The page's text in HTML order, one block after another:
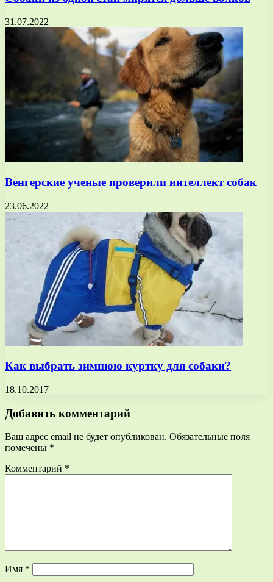
31.07.2022
Венгерские ученые проверили интеллект собак
23.06.2022
Как выбрать зимнюю куртку для собаки?
18.10.2017
Добавить комментарий
Ваш адрес email не будет опубликован. Обязательные поля
помечены *
Комментарий *
Имя *